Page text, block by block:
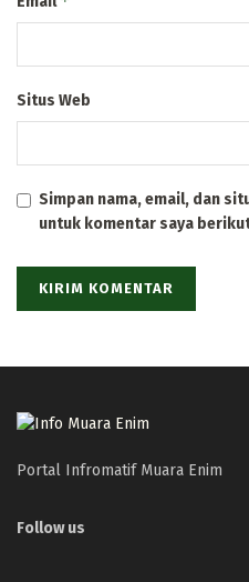
Situs Web
Simpan nama, email, dan
untuk komentar saya
Portal Infromatif Muara Enim
Follow us